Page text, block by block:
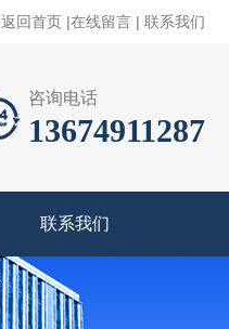
返回首页 |在线留言 | 联系我们
咨询电话
13674911287
联系我们